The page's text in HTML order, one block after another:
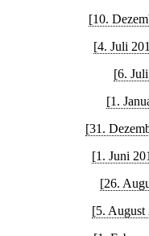
[10.
[4. Juli
[6.
[1.
[31.
[1. Juni
[26.
[5. August